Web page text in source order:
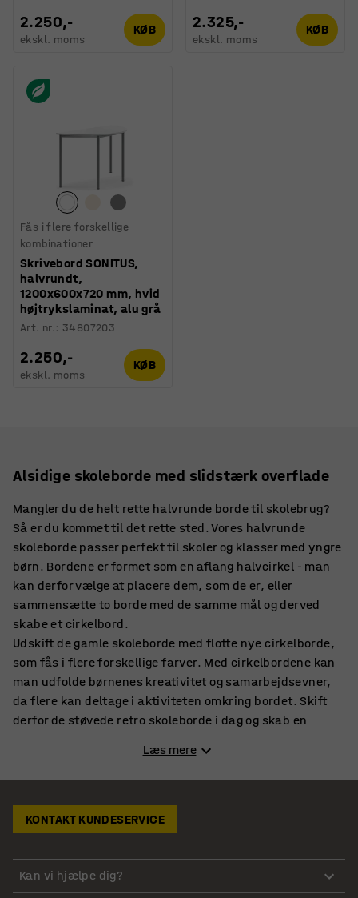
2.250,-
ekskl. moms
KØB 2.325,-
ekskl. moms
KØB
Fås i flere forskellige
kombinationer
Skrivebord SONITUS,
halvrundt,
1200x600x720 mm, hvid
højtrykslaminat, alu grå
Art. nr.: 34807203
2.250,-
ekskl. moms
KØB
Alsidige skoleborde med slidstærk overflade
Mangler du de helt rette halvrunde borde til skolebrug?
Så er du kommet til det rette sted. Vores halvrunde
skoleborde passer perfekt til skoler og klasser med yngre
børn. Bordene er formet som en aflang halvcirkel - man
kan derfor vælge at placere dem, som de er, eller
sammensætte to borde med de samme mål og derved
skabe et cirkelbord.
Udskift de gamle skoleborde med flotte nye cirkelborde,
som fås i flere forskellige farver. Med cirkelbordene kan
man udfolde børnenes kreativitet og samarbejdsevner,
da flere kan deltage i aktiviteten omkring bordet. Skift
derfor de støvede retro skoleborde i dag og skab en
som har lyddæmpende egenskaber indbygget.
Ved at udskifte de gamle skoleborde får man mulighed for
materialer, som nogle af vores borde er lavet i. I
klasselokalerne er der meget, der kan bidrage til et højt
koncentrationen og effektiviteten hos både elever og
lærer. De lyddæmpende egenskaber skaber et mere
Læs mere
KONTAKT KUNDESERVICE
Kan vi hjælpe dig?